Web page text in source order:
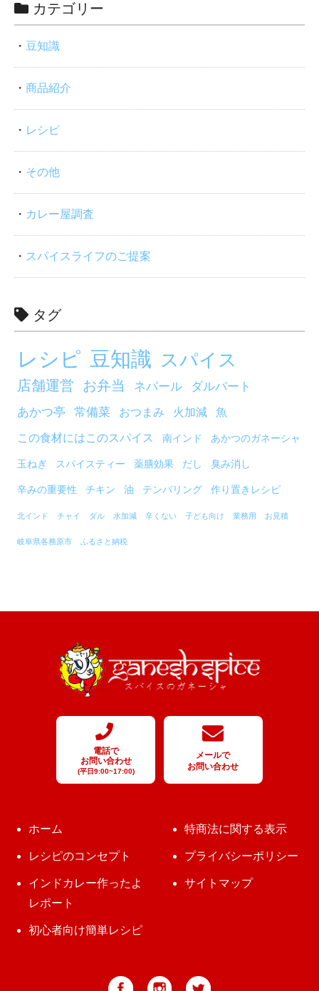
カテゴリー
豆知識
商品紹介
レシピ
その他
カレー屋調査
スパイスライフのご提案
タグ
レシピ 豆知識 スパイス
店舗運営 お弁当 ネパール
ダルバート
あかつ亭
常備菜 おつまみ 火加減 魚
この食材にはこのスパイス 南インド あかつのガネーシャ
玉ねぎ スパイスティー 薬膳効果 だし 臭み消し
辛みの重要性 チキン 油 テンパリング 作り置きレシピ
北インド チャイ ダル 水加減 辛くない 子ども向け 業務用 お見積
岐阜県各務原市 ふるさと納税
電話で
お問い合わせ
(平日9:00~17:00)
メールで
お問い合わせ
ホーム
レシピのコンセプト
インドカレー作ったよ
レポート
初心者向け簡単レシピ
特商法に関する表示
プライバシーポリシー
サイトマップ